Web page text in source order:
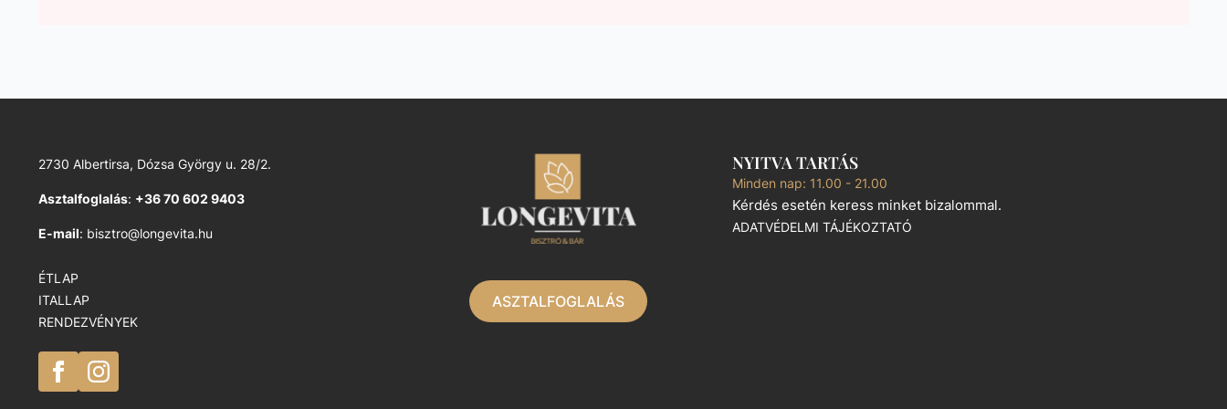
2730 Albertirsa, Dózsa György u. 28/2.
Asztalfoglalás: +36 70 602 9403
E-mail: bisztro@longevita.hu
ÉTLAP
ITALLAP
RENDEZVÉNYEK
ASZTALFOGLALÁS
NYITVA TARTÁS
Minden nap: 11.00 - 21.00
Kérdés esetén keress minket bizalommal.
ADATVÉDELMI TÁJÉKOZTATÓ